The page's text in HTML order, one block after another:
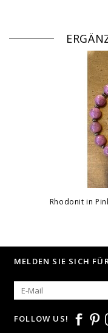
Rhodonit in
MELDEN SIE SICH
FOLLOW US!